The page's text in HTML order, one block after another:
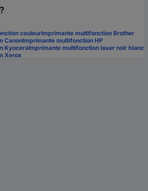
couleurImprimante multifonction Brother
CanonImprimante multifonction HP
KyoceraImprimante multifonction laser noir blanc
Xerox